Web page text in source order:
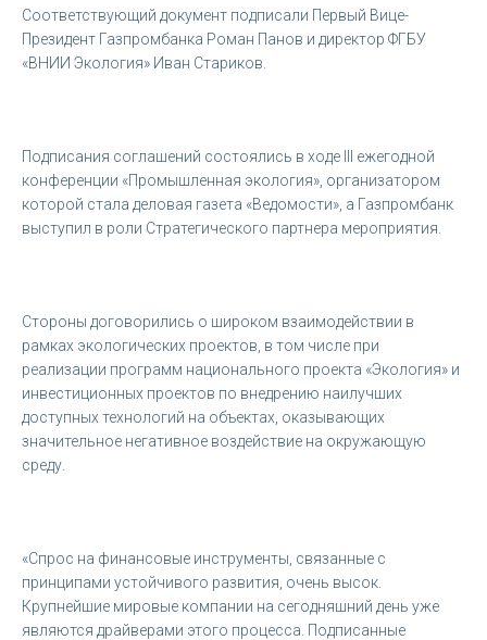
Соответствующий документ подписали Первый Вице-
Президент Газпромбанка Роман Панов и директор ФГБУ
«ВНИИ Экология» Иван Стариков.
Подписания соглашений состоялись в ходе III ежегодной
конференции «Промышленная экология», организатором
которой стала деловая газета «Ведомости», а Газпромбанк
выступил в роли Стратегического партнера мероприятия.
Стороны договорились о широком взаимодействии в
рамках экологических проектов, в том числе при
реализации программ национального проекта «Экология» и
инвестиционных проектов по внедрению наилучших
доступных технологий на объектах, оказывающих
значительное негативное воздействие на окружающую
среду.
«Спрос на финансовые инструменты, связанные с
принципами устойчивого развития, очень высок.
Крупнейшие мировые компании на сегодняшний день уже
являются драйверами этого процесса. Подписанные